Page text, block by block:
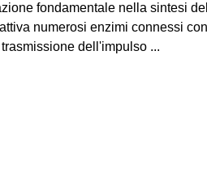
fondamentale nella sintesi
numerosi enzimi connessi
dell'impulso ...